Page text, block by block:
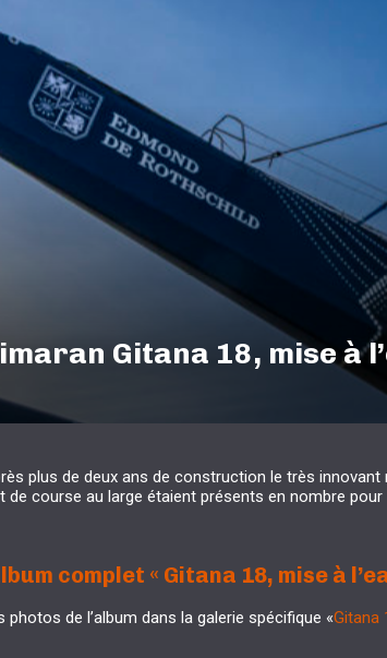
Gitana 18, mise à
plus de deux ans de construction le très
de course au large étaient présents en nombre
complet « Gitana 18, mise à
de l’album dans la galerie spécifique «Gitana